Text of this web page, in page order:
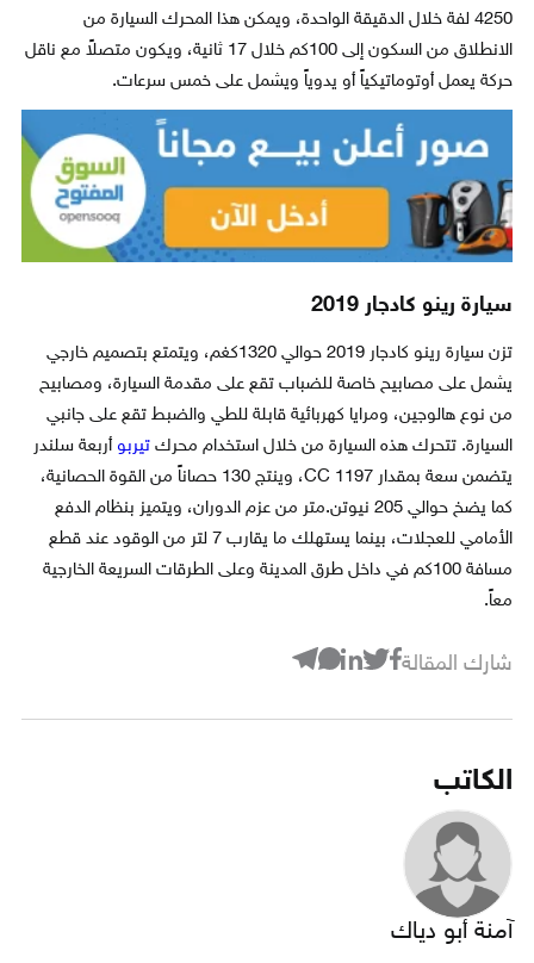
4250 لفة خلال الدقيقة الواحدة، ويمكن هذا المحرك السيارة من
الانطلاق من السكون إلى 100كم خلال 17 ثانية، ويكون متصلاً مع ناقل
حركة يعمل أوتوماتيكياً أو يدوياً ويشمل على خمس سرعات.
سيارة رينو كادجار 2019
تزن سيارة رينو كادجار 2019 حوالي 1320كغم، ويتمتع بتصميم خارجي
يشمل على مصابيح خاصة للضباب تقع على مقدمة السيارة، ومصابيح
من نوع هالوجين، ومرايا كهربائية قابلة للطي والضبط تقع على جانبي
السيارة. تتحرك هذه السيارة من خلال استخدام محرك تيربو أربعة سلندر
يتضمن سعة بمقدار 1197 CC، وينتج 130 حصاناً من القوة الحصانية،
كما يضخ حوالي 205 نيوتن.متر من عزم الدوران، ويتميز بنظام الدفع
الأمامي للعجلات، بينما يستهلك ما يقارب 7 لتر من الوقود عند قطع
مسافة 100كم في داخل طرق المدينة وعلى الطرقات السريعة الخارجية
معاً.
شارك المقالة
الكاتب
آمنة أبو دياك